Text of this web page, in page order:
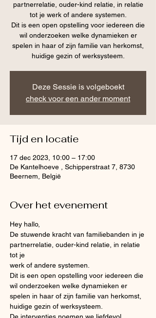
partnerrelatie, ouder-kind relatie, in relatie
tot je werk of andere systemen.
Dit is een open opstelling voor iedereen die
wil onderzoeken welke dynamieken er
spelen in haar of zijn familie van herkomst,
huidige gezin of werksysteem.
Deze Sessie is volgeboekt
check voor een ander moment
Tijd en locatie
17 dec 2023, 10:00 – 17:00
De Kantelhoeve , Schipperstraat 7, 8730
Beernem, België
Over het evenement
Hey hallo,
De stuwende kracht van familiebanden in je
partnerrelatie, ouder-kind relatie, in relatie
tot je
werk of andere systemen.
Dit is een open opstelling voor iedereen die
wil onderzoeken welke dynamieken er
spelen in haar of zijn familie van herkomst,
huidige gezin of werksysteem.